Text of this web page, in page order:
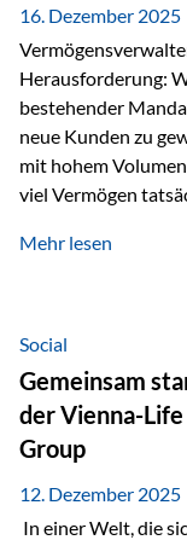
16. Dezember 2025
Herausforderung:
bestehender
neue Kunden zu
mit hohem
viel Vermögen
Beispiel
hinzukommen,
steuerliche Effekte
Mehr lesen
Social
Gemeinsam
der Vienna-
Group
12. Dezember 2025
In einer Welt, die